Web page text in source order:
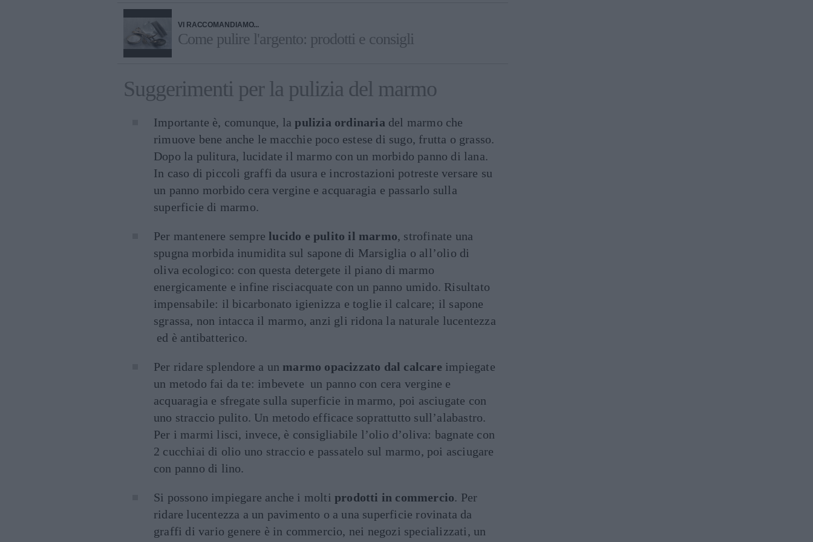
VI RACCOMANDIAMO...
Come pulire l'argento: prodotti e consigli
Suggerimenti per la pulizia del marmo
Importante è, comunque, lapulizia ordinaria del marmo che
rimuove bene anche le macchie poco estese di sugo, frutta o grasso.
Dopo la pulitura, lucidate il marmo con un morbido panno di lana.
In caso di piccoli graffi da usura e incrostazioni potreste versare su
un panno morbido cera vergine e acquaragia e passarlo sulla
superficie di marmo.
Per mantenere sempre lucido e pulito il marmo, strofinate una
spugna morbida inumidita sul sapone di Marsiglia o all’olio di
oliva ecologico: con questa detergete il piano di marmo
energicamente e infine risciacquate con un panno umido. Risultato
impensabile: il bicarbonato igienizza e toglie il calcare; il sapone
sgrassa, non intacca il marmo, anzi gli ridona la naturale lucentezza
ed è antibatterico.
Per ridare splendore a un marmo opacizzato dal calcare impiegate
un metodo fai da te: imbevete un panno con cera vergine e
acquaragia e sfregate sulla superficie in marmo, poi asciugate con
uno straccio pulito. Un metodo efficace soprattutto sull’alabastro.
Per i marmi lisci, invece, è consigliabile l’olio d’oliva: bagnate con
2 cucchiai di olio uno straccio e passatelo sul marmo, poi asciugare
con panno di lino.
Si possono impiegare anche i molti prodotti in commercio. Per
ridare lucentezza a un pavimento o a una superficie rovinata da
graffi di vario genere è in commercio, nei negozi specializzati, un